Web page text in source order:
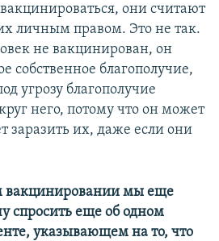
они считают
личным правом. Это не так.
не вакцинирован, он
собственное благополучие,
угрозу благополучие
него, потому что он может
заразить их, даже если они
вакцинировании мы еще
спросить еще об одном
указывающем на то, что